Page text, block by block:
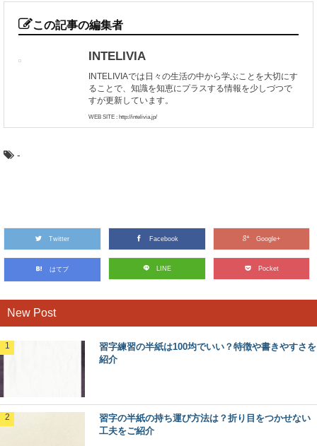
この記事の編集者
INTELIVIA
INTELIVIAでは日々の生活の中から学ぶことを大切にす
ることで、知識を知恵にプラスする情報を少しづつで
すが更新しています。
WEB SITE : http://intelivia.jp/
-
Twitter Facebook Google+
はてブ LINE Pocket
New Post
習字練習の半紙は100均でいい？特徴や書きやすさを
紹介
習字の半紙の持ち運び方法は？折り目をつかせない
工夫をご紹介